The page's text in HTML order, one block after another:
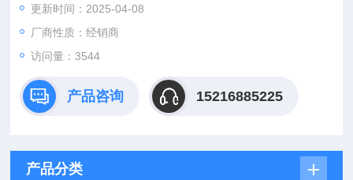
双屏显示，可远距离观察泵的运行状况。
低噪音，低震动。
双CPU安全设计，使设备使用更安全。
更新时间：2025-04-08
厂商性质：经销商
访问量：3544
产品咨询 15216885225
产品分类